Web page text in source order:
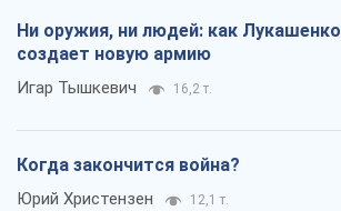
Ни оружия, ни людей: как Лукашенко
создает новую армию
Игар Тышкевич 16,2 т.
Когда закончится война?
Юрий Христензен 12,1 т.